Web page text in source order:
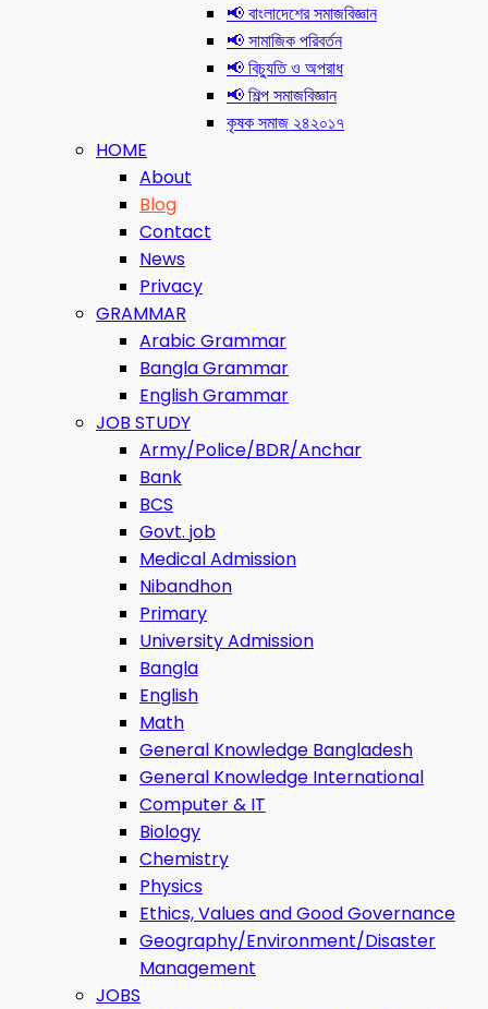
📢 বাংলাদেশের সমাজবিজ্ঞান
📢 সামাজিক পরিবর্তন
📢 বিচ্যুতি ও অপরাধ
📢 শিল্প সমাজবিজ্ঞান
কৃষক সমাজ ২৪২০১৭
HOME
About
Blog
Contact
News
Privacy
GRAMMAR
Arabic Grammar
Bangla Grammar
English Grammar
JOB STUDY
Army/Police/BDR/Anchar
Bank
BCS
Govt. job
Medical Admission
Nibandhon
Primary
University Admission
Bangla
English
Math
General Knowledge Bangladesh
General Knowledge International
Computer & IT
Biology
Chemistry
Physics
Ethics, Values ​​and Good Governance
Geography/Environment/Disaster
Management
JOBS